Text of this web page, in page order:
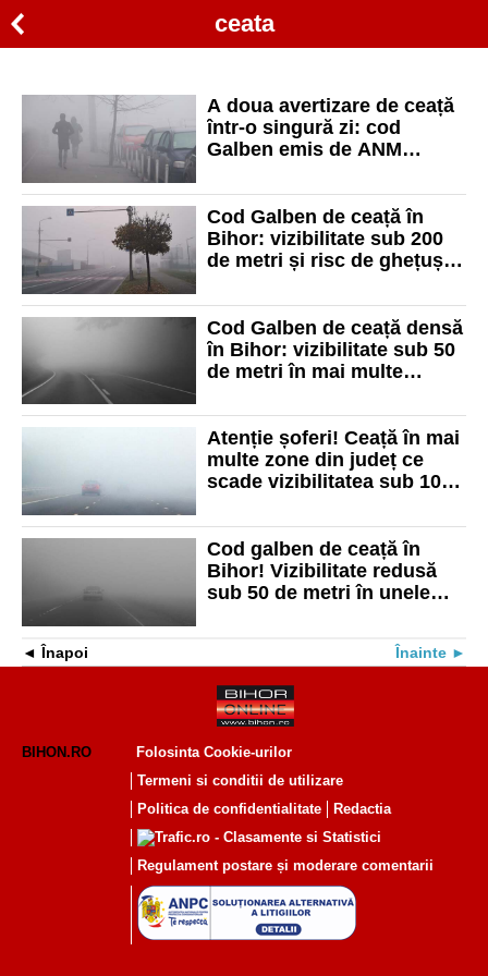
ceata
A doua avertizare de ceață
într-o singură zi: cod
Galben emis de ANM
din Bihor
Cod Galben de ceață în
Bihor: vizibilitate sub 200
de metri și risc de ghețuș în
Cod Galben de ceață densă
în Bihor: vizibilitate sub 50
de metri în mai multe
Atenție șoferi! Ceață în mai
multe zone din județ ce
scade vizibilitatea sub 100
Cod galben de ceață în
Bihor! Vizibilitate redusă
sub 50 de metri în unele
Înapoi Înainte
BIHON.RO
Folosinta Cookie-urilor
Termeni si conditii de utilizare
Politica de confidentialitate
Redactia
Regulament postare și moderare comentarii